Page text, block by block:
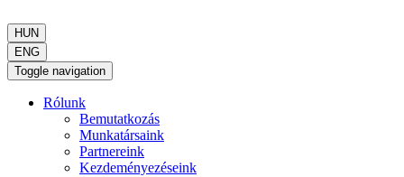
HUN
ENG
Toggle navigation
Rólunk
Bemutatkozás
Munkatársaink
Partnereink
Kezdeményezéseink